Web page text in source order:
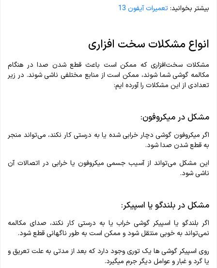
بیشتر بخوانید:تعمیرات آیفون 13
انواع مشکلات سخت افزاری
مشکلات سخت‌افزاری که ممکن است باعث قطع شدن صدا در هنگام
مکالمه گوشی شما شوند، ممکن است از منابع مختلفی ناشی شوند. در زیر
تعدادی از این مشکلات را آورده‌ ایم:
مشکل در میکروفون:
اگر میکروفون گوشی دچار خرابی شده یا به درستی کار نکند، می‌تواند منجر
به قطع شدن صدا شود.
این مشکل می‌تواند از آسیب جسمی میکروفون یا خرابی در اتصالات آن
ناشی شود.
مشکل در بلندگو یا اسپیکر:
اگر بلندگو یا اسپیکر گوشی خراب یا به درستی کار نکند، صدای مکالمه
نمی‌تواند به خوبی منتقل شود و ممکن است به طور ناگهانی قطع شود.
روی اسپیکر گوشی ها یک توری وجود دارد که بعد از مدتی به علت تعریق و
یا گرد و غبار و عوامل دیگر جرم میگیرد.